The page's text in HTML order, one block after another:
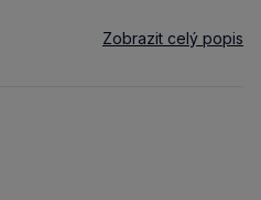
Zobrazit celý popis